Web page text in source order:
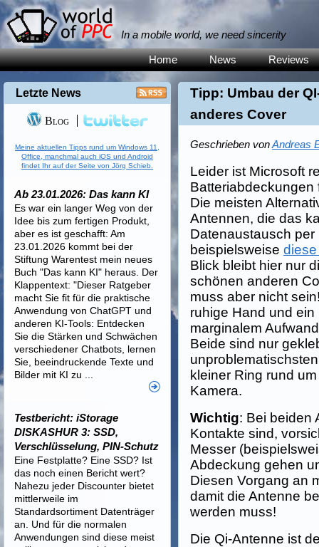
In a mobile world, we need sincerity
Home News Reviews
Tipp: Umbau der
anderes Cover
Geschrieben vonAndreas
Leider ist Microsoft
Batteriabdeckungen
Die meisten
Antennen, die das
Datenaustausch
beispielsweise
Blick bleibt hier nur
schönen anderen
muss aber nicht
ruhige Hand und
marginalem
Beide sind nur
kleiner Ring rund
Kamera.
Wichtig: Bei beiden
Kontakte sind,
Messer
Abdeckung gehen
Diesen Vorgang an
damit die Antenne
werden muss!
Die Qi-Antenne ist
Letzte News
Blog
Meine aktuellen Tipps rund um Windows 11,
Office, manchmal auch iOS und Android
findet Ihr auf der Seite von Jörg Schieb.
Ab 23.01.2026: Das kann KI
Es war ein langer Weg von der
Idee bis zum fertigen Produkt,
aber es ist geschafft: Am
23.01.2026 kommt bei der
Stiftung Warentest mein neues
Buch "Das kann KI" heraus. Der
Klappentext: "Dieser Ratgeber
macht Sie fit für die praktische
Anwendung von ChatGPT und
anderen KI-Tools: Entdecken
Sie die Stärken und Schwächen
verschiedener Chatbots, lernen
Sie, beeindruckende Texte und
Bilder mit KI zu ...
Testbericht: iStorage
DISKASHUR 3: SSD,
Verschlüsselung, PIN-Schutz
Eine Festplatte? Eine SSD? Ist
das noch einen Bericht wert?
Nahezu jeder Discounter bietet
mittlerweile im
Standardsortiment Datenträger
an. Und für die normalen
Anwendungen sind diese meist